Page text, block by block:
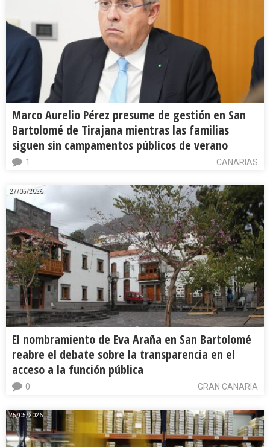
Marco Aurelio Pérez presume de gestión en San
Bartolomé de Tirajana mientras las familias
siguen sin campamentos públicos de verano
CANARIAS
1
27/05/2026
El nombramiento de Eva Araña en San Bartolomé
reabre el debate sobre la transparencia en el
acceso a la función pública
GRAN CANARIA
0
25/05/2026